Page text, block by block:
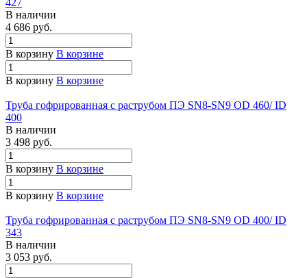
В наличии
4 686 руб.
В корзину В корзине
В корзину В корзине
Труба гофрированная с раструбом ПЭ SN8-SN9 OD 460/ ID
400
В наличии
3 498 руб.
В корзину В корзине
В корзину В корзине
Труба гофрированная с раструбом ПЭ SN8-SN9 OD 400/ ID
343
В наличии
3 053 руб.